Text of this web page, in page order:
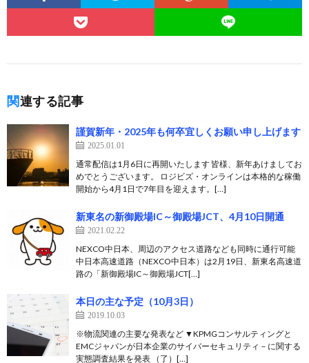
関連する記事
謹賀新年・2025年も何卒宜しくお願い申し上げます
2025.01.01
通常配信は1月6日に再開いたします 皆様、新年あけましてお
めでとうございます。 ロジビズ・オンラインは本格的な稼働
開始から4月1日で7年目を迎えます。[…]
新東名の新御殿場IC～御殿場JCT、4月10日開通
2021.02.22
NEXCO中日本、周辺のアクセス道路なども同時に通行可能
中日本高速道路（NEXCO中日本）は2月19日、新東名高速道
路の「新御殿場IC～御殿場JCT[…]
本日の主な予定（10月3日）
2019.10.03
※物流関連の主要な発表など ▼KPMGコンサルティングと
EMCジャパンが日本企業のサイバーセキュリティ－に関する
実態調査結果を発表 （了）[…]